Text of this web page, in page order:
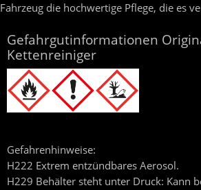
Fahrzeug die hochwertige Pflege, die es
Gefahrgutinformationen
Kettenreiniger
Gefahrenhinweise:
H222 Extrem entzündbares Aerosol.
H229 Behälter steht unter Druck: Kann